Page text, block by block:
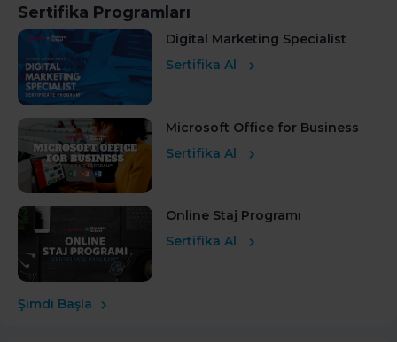
Sertifika Programları
Digital Marketing Specialist
Sertifika Al
Microsoft Office for Business
Sertifika Al
Online Staj Programı
Sertifika Al
Şimdi Başla